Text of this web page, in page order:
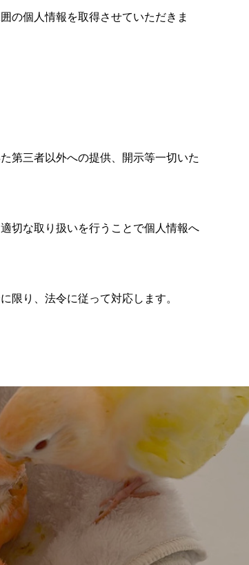
の個人情報を取得させていただきま
第三者以外への提供、開示等一切いた
切な取り扱いを行うことで個人情報へ
限り、法令に従って対応します。